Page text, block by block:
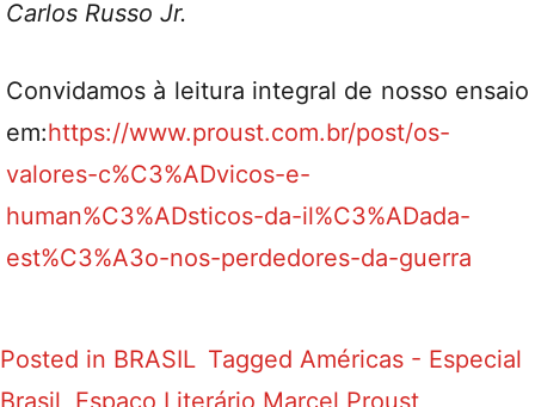
Carlos Russo Jr.
Convidamos à leitura integral de nosso ensaio
em:https://www.proust.com.br/post/os-
valores-c%C3%ADvicos-e-
human%C3%ADsticos-da-il%C3%ADada-
est%C3%A3o-nos-perdedores-da-guerra
Posted in BRASIL Tagged Américas - Especial
Brasil Espaço Literário Marcel Proust